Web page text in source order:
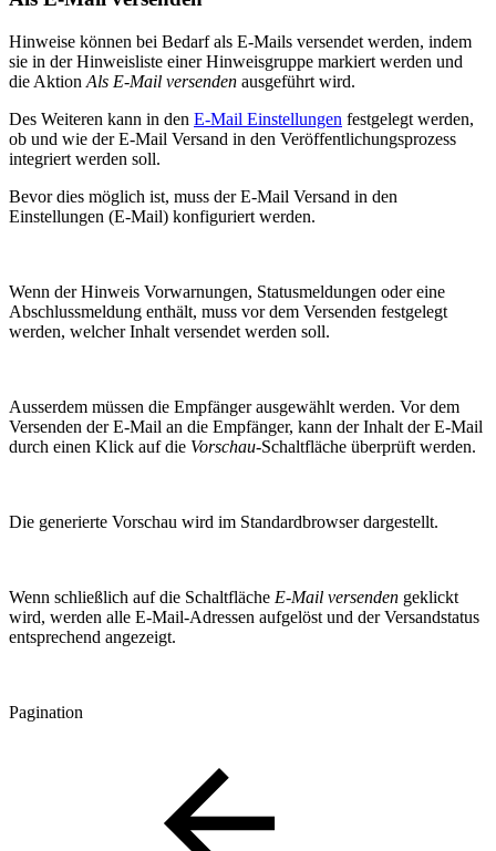
Hinweise können bei Bedarf als E-Mails versendet werden, indem
sie in der Hinweisliste einer Hinweisgruppe markiert werden und
die Aktion Als E-Mail versenden ausgeführt wird.
Des Weiteren kann in den E-Mail Einstellungen festgelegt werden,
ob und wie der E-Mail Versand in den Veröffentlichungsprozess
integriert werden soll.
Bevor dies möglich ist, muss der E-Mail Versand in den
Einstellungen (E-Mail) konfiguriert werden.
Wenn der Hinweis Vorwarnungen, Statusmeldungen oder eine
Abschlussmeldung enthält, muss vor dem Versenden festgelegt
werden, welcher Inhalt versendet werden soll.
Ausserdem müssen die Empfänger ausgewählt werden. Vor dem
Versenden der E-Mail an die Empfänger, kann der Inhalt der E-Mail
durch einen Klick auf die Vorschau-Schaltfläche überprüft werden.
Die generierte Vorschau wird im Standardbrowser dargestellt.
Wenn schließlich auf die Schaltfläche E-Mail versenden geklickt
wird, werden alle E-Mail-Adressen aufgelöst und der Versandstatus
entsprechend angezeigt.
Pagination